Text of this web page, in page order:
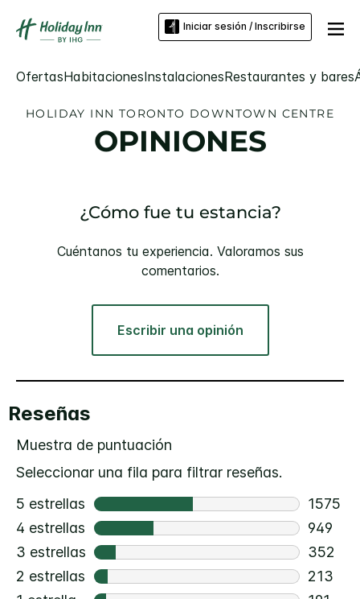
Iniciar sesión / Inscribirse
OfertasHabitacionesInstalacionesRestaurantes y bares
HOLIDAY INN TORONTO DOWNTOWN CENTRE
OPINIONES
¿Cómo fue tu estancia?
Cuéntanos tu experiencia. Valoramos sus
comentarios.
Escribir una opinión